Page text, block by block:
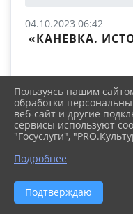
04.10.2023 06:42
«КАНЕВКА.
Пользуясь нашим
обработки
веб-сайт и другие
сервисы используют
"Госуслуги",
Подробнее
Подтверждаю